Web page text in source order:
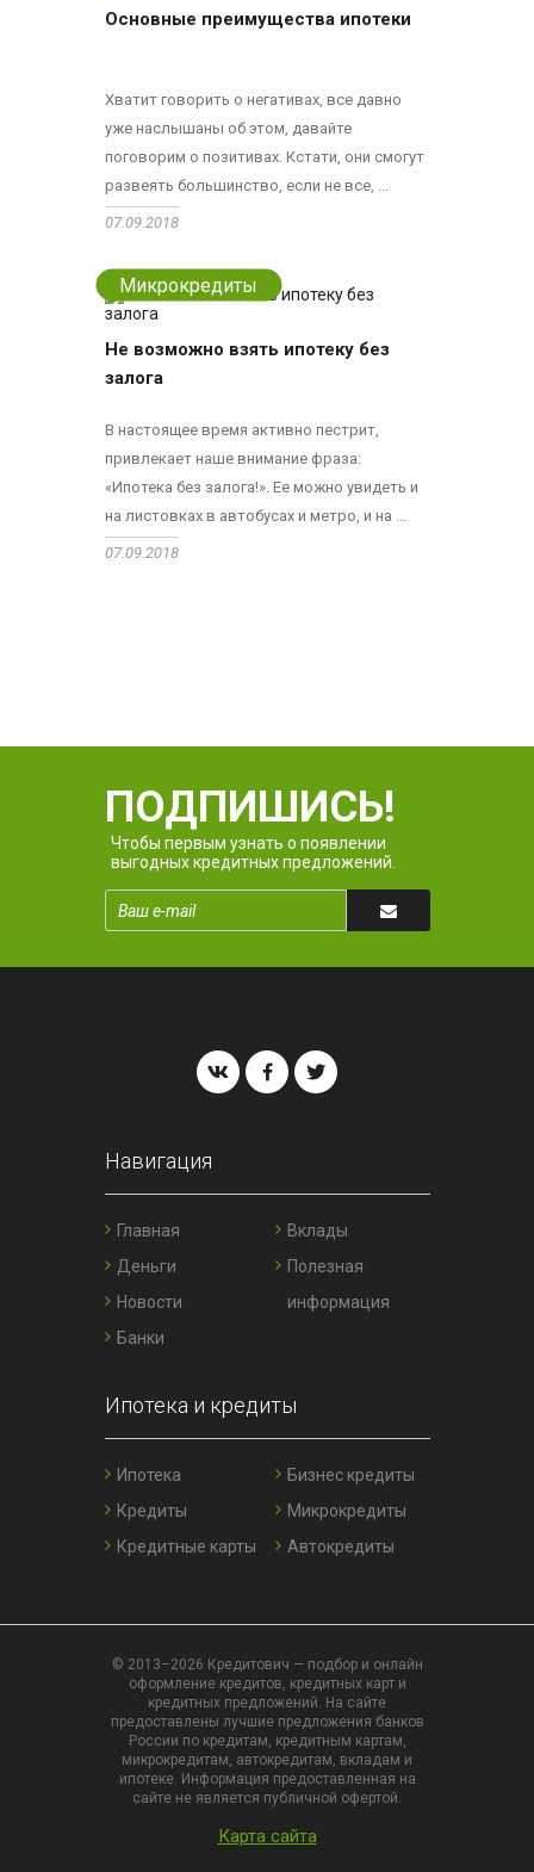
Основные преимущества ипотеки
Хватит говорить о негативах, все давно
уже наслышаны об этом, давайте
поговорим о позитивах. Кстати, они смогут
развеять большинство, если не все, ...
07.09.2018
Микрокредиты
Не возможно взять ипотеку без
залога
В настоящее время активно пестрит,
привлекает наше внимание фраза:
«Ипотека без залога!». Ее можно увидеть и
на листовках в автобусах и метро, и на ...
07.09.2018
ПОДПИШИСЬ!
Чтобы первым узнать о появлении
выгодных кредитных предложений.
Навигация
Главная
Деньги
Новости
Банки
Вклады
Полезная
информация
Ипотека и кредиты
Ипотека
Кредиты
Кредитные карты
Бизнес кредиты
Микрокредиты
Автокредиты
© 2013–2026 Кредитович — подбор и онлайн
оформление кредитов, кредитных карт и
кредитных предложений. На сайте
предоставлены лучшие предложения банков
России по кредитам, кредитным картам,
микрокредитам, автокредитам, вкладам и
ипотеке. Информация предоставленная на
сайте не является публичной офертой.
Карта сайта